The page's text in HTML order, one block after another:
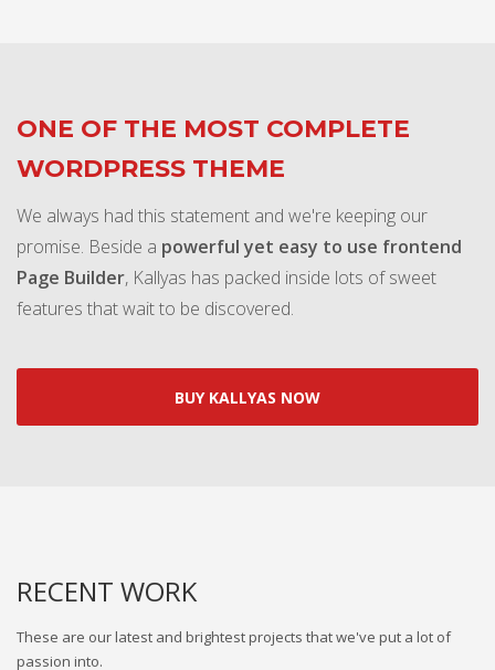
ONE OF THE MOST COMPLETE
WORDPRESS THEME
We always had this statement and we're keeping our
promise. Beside a powerful yet easy to use frontend
Page Builder, Kallyas has packed inside lots of sweet
features that wait to be discovered.
BUY KALLYAS NOW
RECENT WORK
These are our latest and brightest projects that we've put a lot of
passion into.